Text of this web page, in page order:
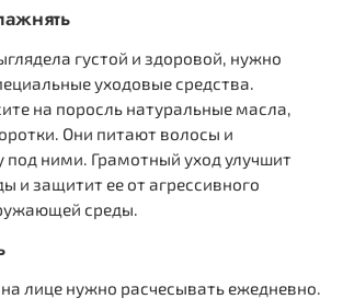
густой и здоровой, нужно
уходовые средства.
на поросль натуральные масла,
Они питают волосы и
ними. Грамотный уход улучшит
и защитит ее от агрессивного
среды.
лице нужно расчесывать ежедневно.